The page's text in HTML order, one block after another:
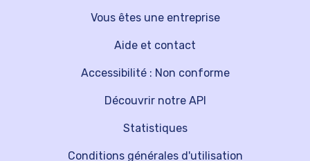
Vous êtes une entreprise
Découvrir notre API
Aide et contact
Statistiques
Accessibilité : Non conforme
Conditions générales d'utilisation